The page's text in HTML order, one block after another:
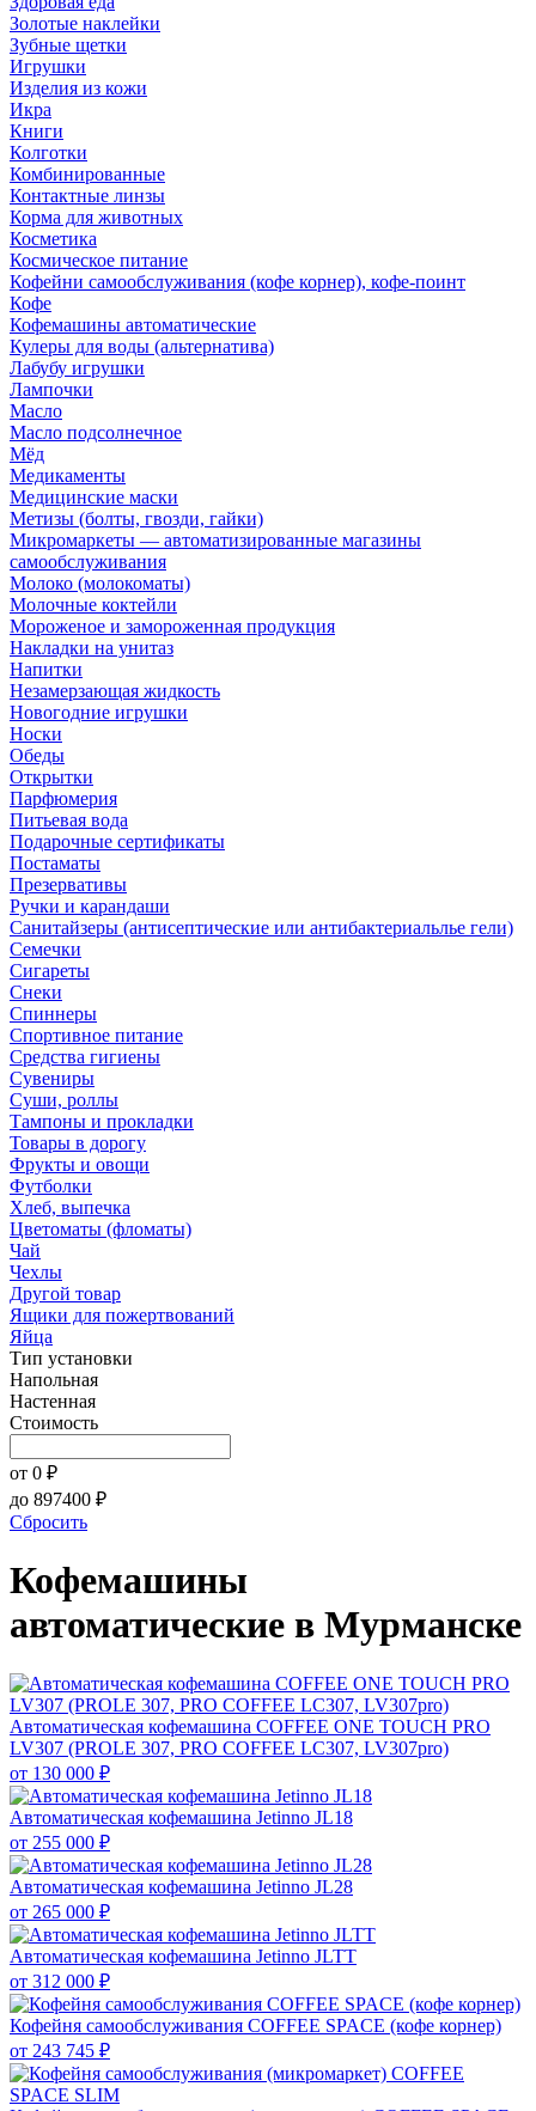
Золотые наклейки
Зубные щетки
Игрушки
Изделия из кожи
Икра
Книги
Колготки
Комбинированные
Контактные линзы
Корма для животных
Косметика
Космическое питание
Кофейни самообслуживания (кофе корнер), кофе-поинт
Кофе
Кофемашины автоматические
Кулеры для воды (альтернатива)
Лабубу игрушки
Лампочки
Масло
Масло подсолнечное
Мёд
Медикаменты
Медицинские маски
Метизы (болты, гвозди, гайки)
Микромаркеты — автоматизированные магазины
самообслуживания
Молоко (молокоматы)
Молочные коктейли
Мороженое и замороженная продукция
Накладки на унитаз
Напитки
Незамерзающая жидкость
Новогодние игрушки
Носки
Обеды
Открытки
Парфюмерия
Питьевая вода
Подарочные сертификаты
Постаматы
Презервативы
Ручки и карандаши
Санитайзеры (антисептические или антибактериальлье гели)
Семечки
Сигареты
Снеки
Спиннеры
Спортивное питание
Средства гигиены
Сувениры
Суши, роллы
Тампоны и прокладки
Товары в дорогу
Фрукты и овощи
Футболки
Хлеб, выпечка
Цветоматы (фломаты)
Чай
Чехлы
Другой товар
Ящики для пожертвований
Яйца
Тип установки
Напольная
Настенная
Стоимость
от 0 ₽
до 897400 ₽
Сбросить
Кофемашины
автоматические в Мурманске
Автоматическая кофемашина COFFEE ONE TOUCH PRO
LV307 (PROLE 307, PRO COFFEE LC307, LV307pro)
от 130 000 ₽
Автоматическая кофемашина Jetinno JL18
от 255 000 ₽
Автоматическая кофемашина Jetinno JL28
от 265 000 ₽
Автоматическая кофемашина Jetinno JLTT
от 312 000 ₽
Кофейня самообслуживания COFFEE SPACE (кофе корнер)
от 243 745 ₽